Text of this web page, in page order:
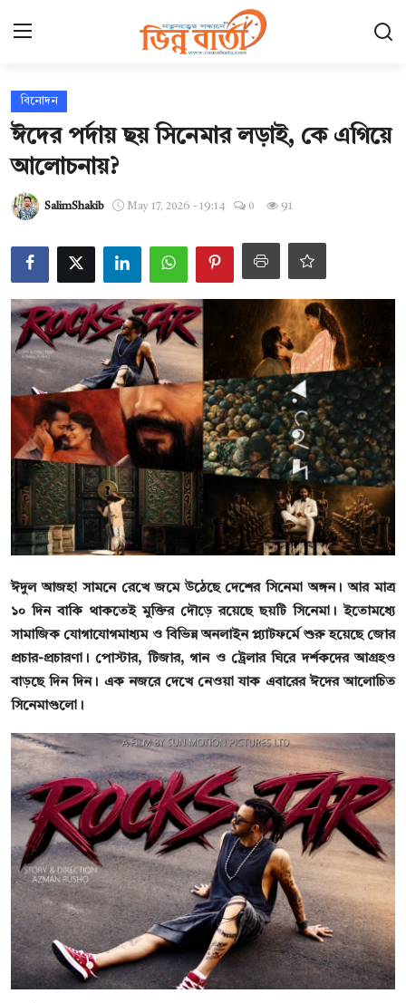
হোম
ছবি ঘর
যোগাযোগ
আন্তর্জাতিক
খেলা
সারাদেশ
বিনোদন
বাণিজ্য
শিল্প ও সাহিত্য
জাতীয়
রাজনীতি
Bangla
বিনোদন
ঈদের পর্দায় ছয় সিনেমার লড়াই, কে এগিয়ে
আলোচনায়?
SalimShakib May 17, 2026 - 19:14 0 91
ঈদুল আজহা সামনে রেখে জমে উঠেছে দেশের সিনেমা অঙ্গন। আর মাত্র
১০ দিন বাকি থাকতেই মুক্তির দৌড়ে রয়েছে ছয়টি সিনেমা। ইতোমধ্যে
সামাজিক যোগাযোগমাধ্যম ও বিভিন্ন অনলাইন প্ল্যাটফর্মে শুরু হয়েছে জোর
প্রচার-প্রচারণা। পোস্টার, টিজার, গান ও ট্রেলার ঘিরে দর্শকদের আগ্রহও
বাড়ছে দিন দিন। এক নজরে দেখে নেওয়া যাক এবারের ঈদের আলোচিত
সিনেমাগুলো।